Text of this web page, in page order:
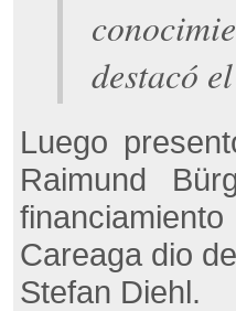
destacó
Luego
Raimund
Careaga dio
Stefan Diehl.